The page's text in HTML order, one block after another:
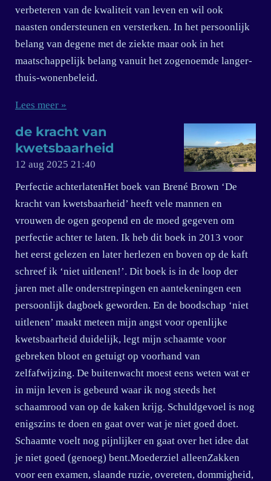
verbeteren van de kwaliteit van leven en wil ook
naasten ondersteunen en versterken. In het persoonlijk
belang van degene met de ziekte maar ook in het
maatschappelijk belang vanuit het zogenoemde langer-
thuis-wonenbeleid.
Lees meer »
de kracht van
kwetsbaarheid
12 aug 2025 21:40
Perfectie achterlatenHet boek van Brené Brown ‘De
kracht van kwetsbaarheid’ heeft vele mannen en
vrouwen de ogen geopend en de moed gegeven om
perfectie achter te laten. Ik heb dit boek in 2013 voor
het eerst gelezen en later herlezen en boven op de kaft
schreef ik ‘niet uitlenen!’. Dit boek is in de loop der
jaren met alle onderstrepingen en aantekeningen een
persoonlijk dagboek geworden. En de boodschap ‘niet
uitlenen’ maakt meteen mijn angst voor openlijke
kwetsbaarheid duidelijk, legt mijn schaamte voor
gebreken bloot en getuigt op voorhand van
zelfafwijzing. De buitenwacht moest eens weten wat er
in mijn leven is gebeurd waar ik nog steeds het
schaamrood van op de kaken krijg. Schuldgevoel is nog
enigszins te doen en gaat over wat je niet goed doet.
Schaamte voelt nog pijnlijker en gaat over het idee dat
je niet goed (genoeg) bent.Moederziel alleenZakken
voor een examen, slaande ruzie, overeten, dommigheid,